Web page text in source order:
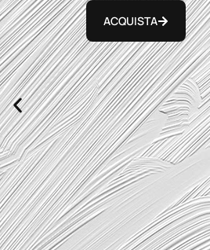
ACQUISTA